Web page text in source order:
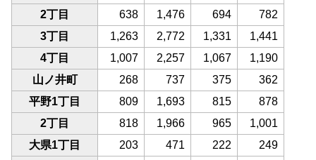
2丁目
638 1,476 694
782
3丁目
1,263 2,772 1,331
1,441
4丁目
1,007 2,257 1,067
1,190
山ノ井町
268 737 375
362
平野1丁目
809 1,693 815
878
2丁目
818 1,966 965
1,001
大県1丁目
203 471 222
249